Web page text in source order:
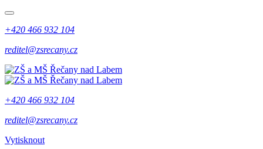
+420 466 932 104
reditel@zsrecany.cz
+420 466 932 104
reditel@zsrecany.cz
Vytisknout